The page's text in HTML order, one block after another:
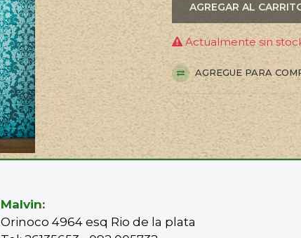
AGREGAR AL
Actualmente sin
AGREGUE PARA
Malvin:
Orinoco 4964 esq Rio de la plata